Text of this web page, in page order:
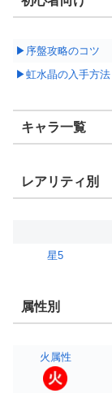
▶序盤攻略のコツ
▶虹水晶の入手方法
キャラ一覧
レアリティ別
星5
属性別
火属性